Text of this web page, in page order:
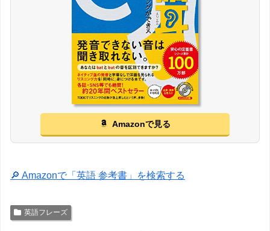
Amazonで見る
🔎 Amazonで「英語 参考書」を検索する
英語フレーズ